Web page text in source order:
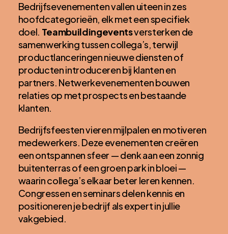
Bedrijfsevenementen vallen uiteen in zes
hoofdcategorieën, elk met een specifiek
doel. Teambuildingeventsversterken de
samenwerking tussen collega’s, terwijl
productlanceringen nieuwe diensten of
producten introduceren bij klanten en
partners. Netwerkevenementen bouwen
relaties op met prospects en bestaande
klanten.
Bedrijfsfeesten vieren mijlpalen en motiveren
medewerkers. Deze evenementen creëren
een ontspannen sfeer — denk aan een zonnig
buitenterras of een groen park in bloei —
waarin collega’s elkaar beter leren kennen.
Congressen en seminars delen kennis en
positioneren je bedrijf als expert in jullie
vakgebied.